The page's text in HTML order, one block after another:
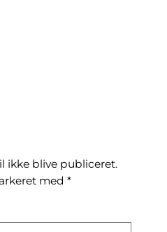
ikke blive publiceret.
med*